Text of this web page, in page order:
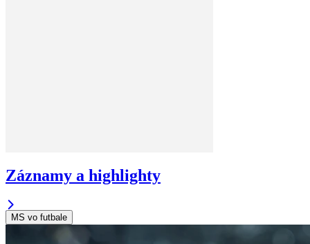
Záznamy a highlighty
MS vo futbale